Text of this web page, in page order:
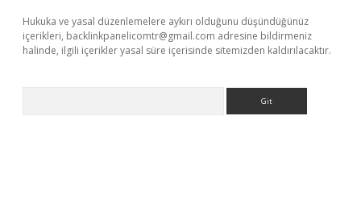
Hukuka ve yasal düzenlemelere aykırı olduğunu düşündüğünüz
içerikleri, backlinkpanelicomtr@gmail.com adresine bildirmeniz
halinde, ilgili içerikler yasal süre içerisinde sitemizden kaldırılacaktır.